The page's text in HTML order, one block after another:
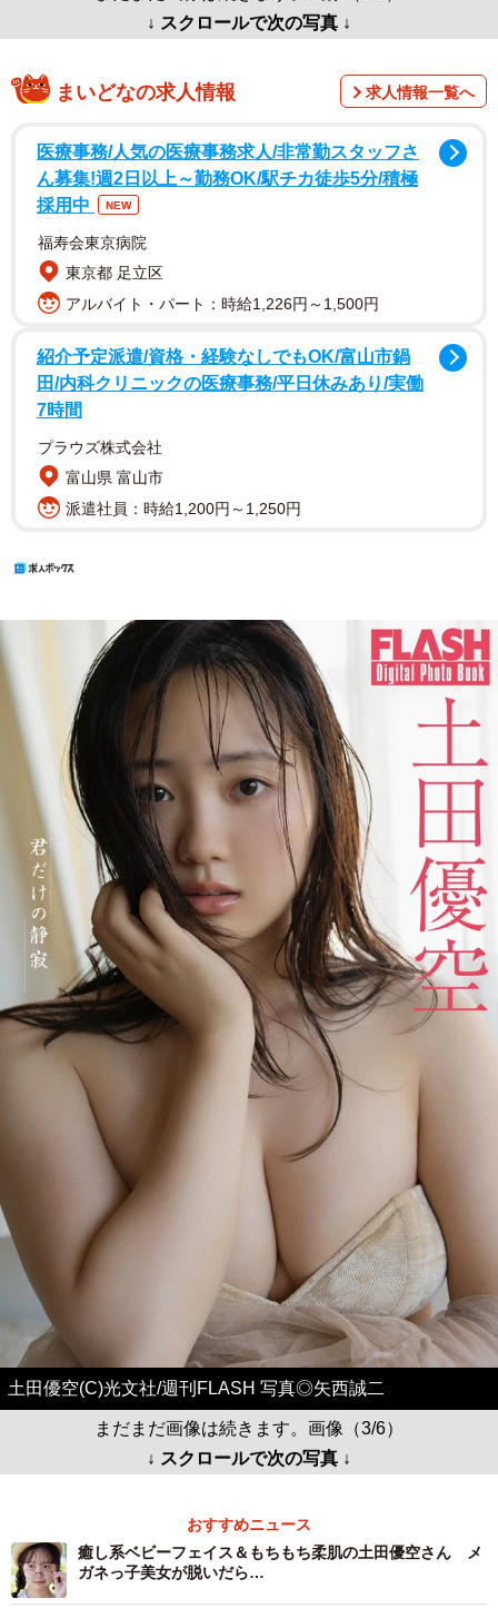
↓ スクロールで次の写真 ↓
まいどなの求人情報 求人情報一覧へ
医療事務/人気の医療事務求人/非常勤スタッフさ
ん募集!週2日以上～勤務OK/駅チカ徒歩5分/積極
採用中
NEW
福寿会東京病院
東京都 足立区
アルバイト・パート：時給1,226円～1,500円
紹介予定派遣/資格・経験なしでもOK/富山市鍋
田/内科クリニックの医療事務/平日休みあり/実働
7時間
プラウズ株式会社
富山県 富山市
派遣社員：時給1,200円～1,250円
土田優空(C)光文社/週刊FLASH 写真◎矢西誠二
まだまだ画像は続きます。画像（3/6）
↓ スクロールで次の写真 ↓
おすすめニュース
癒し系ベビーフェイス＆もちもち柔肌の土田優空さん メ
ガネっ子美女が脱いだら…